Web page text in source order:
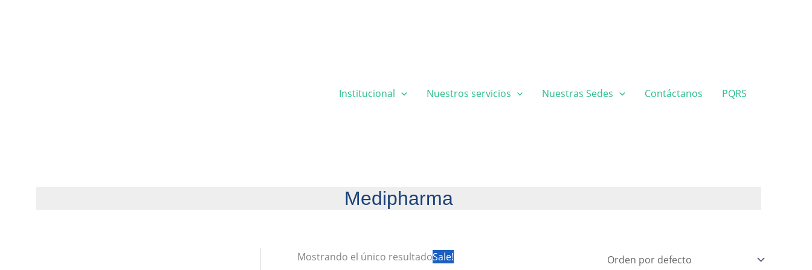
Institucional Nuestros servicios Nuestras Sedes Contáctanos PQRS
Medipharma
Mostrando el único resultadoSale!